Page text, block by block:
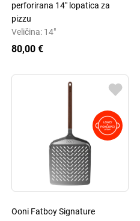
perforirana 14" lopatica za
pizzu
Veličina: 14"
80,00 €
Ooni Fatboy Signature